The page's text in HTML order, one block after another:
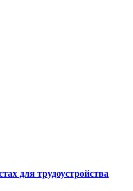
для трудоустройства